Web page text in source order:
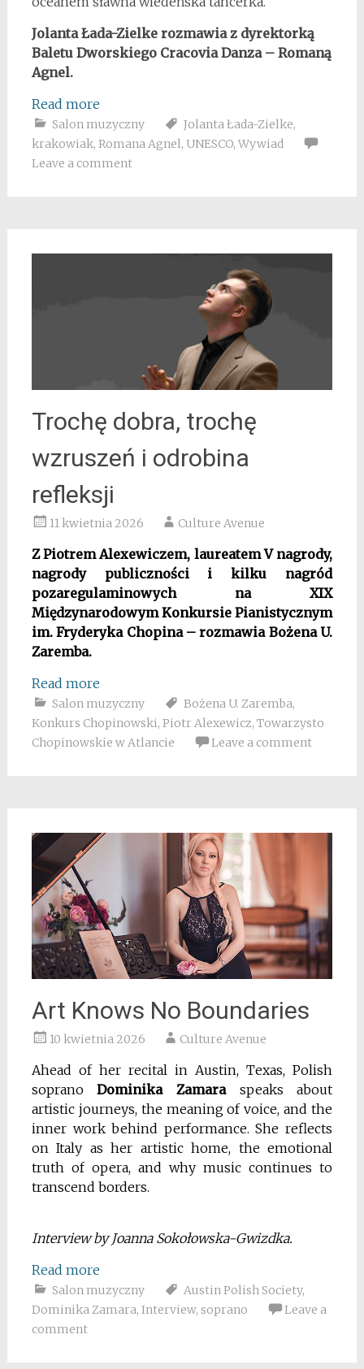
Jolanta Łada-Zielke rozmawia z dyrektorką
Baletu Dworskiego Cracovia Danza – Romaną
Agnel.
Read more
Salon muzyczny Jolanta Łada-Zielke,
krakowiak, Romana Agnel, UNESCO, Wywiad
Leave a comment
Trochę dobra, trochę
wzruszeń i odrobina
refleksji
11 kwietnia 2026 Culture Avenue
Z Piotrem Alexewiczem, laureatem V nagrody,
nagrody publiczności i kilku nagród
pozaregulaminowych na XIX
Międzynarodowym Konkursie Pianistycznym
im. Fryderyka Chopina– rozmawia Bożena U.
Zaremba.
Read more
Salon muzyczny Bożena U. Zaremba,
Konkurs Chopinowski, Piotr Alexewicz, Towarzysto
Chopinowskie w Atlancie
Leave a comment
Art Knows No Boundaries
10 kwietnia 2026 Culture Avenue
Ahead of her recital in Austin, Texas, Polish
sopranoDominika Zamaraspeaks about
artistic journeys, the meaning of voice, and the
inner work behind performance. She reflects
on Italy as her artistic home, the emotional
truth of opera, and why music continues to
transcend borders.
Interview by Joanna Sokołowska-Gwizdka.
Read more
Salon muzyczny Austin Polish Society,
Dominika Zamara, Interview, soprano
Leave a
comment